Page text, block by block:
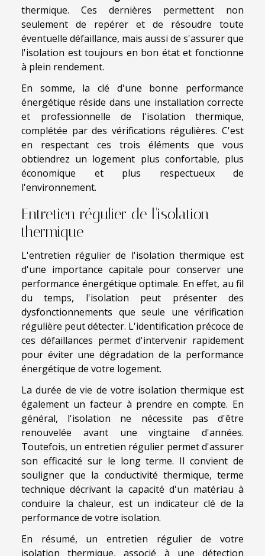
thermique. Ces dernières permettent non
seulement de repérer et de résoudre toute
éventuelle défaillance, mais aussi de s'assurer que
l'isolation est toujours en bon état et fonctionne
à plein rendement.
En somme, la clé d'une bonne performance
énergétique réside dans une installation correcte
et professionnelle de l'isolation thermique,
complétée par des vérifications régulières. C'est
en respectant ces trois éléments que vous
obtiendrez un logement plus confortable, plus
économique et plus respectueux de
l'environnement.
Entretien régulier de l'isolation
thermique
L'entretien régulier de l'isolation thermique est
d'une importance capitale pour conserver une
performance énergétique optimale. En effet, au fil
du temps, l'isolation peut présenter des
dysfonctionnements que seule une vérification
régulière peut détecter. L'identification précoce de
ces défaillances permet d'intervenir rapidement
pour éviter une dégradation de la performance
énergétique de votre logement.
La durée de vie de votre isolation thermique est
également un facteur à prendre en compte. En
général, l'isolation ne nécessite pas d'être
renouvelée avant une vingtaine d'années.
Toutefois, un entretien régulier permet d'assurer
son efficacité sur le long terme. Il convient de
souligner que la conductivité thermique, terme
technique décrivant la capacité d'un matériau à
conduire la chaleur, est un indicateur clé de la
performance de votre isolation.
En résumé, un entretien régulier de votre
isolation thermique, associé à une détection